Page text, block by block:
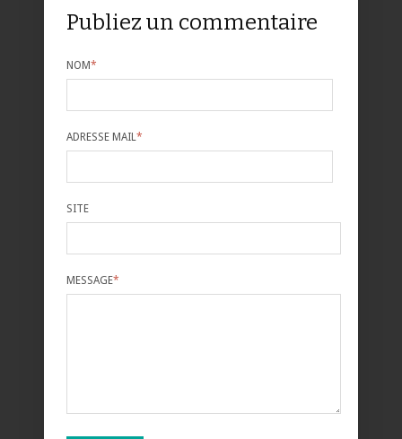
Publiez un commentaire
NOM*
ADRESSE MAIL *
SITE
MESSAGE*